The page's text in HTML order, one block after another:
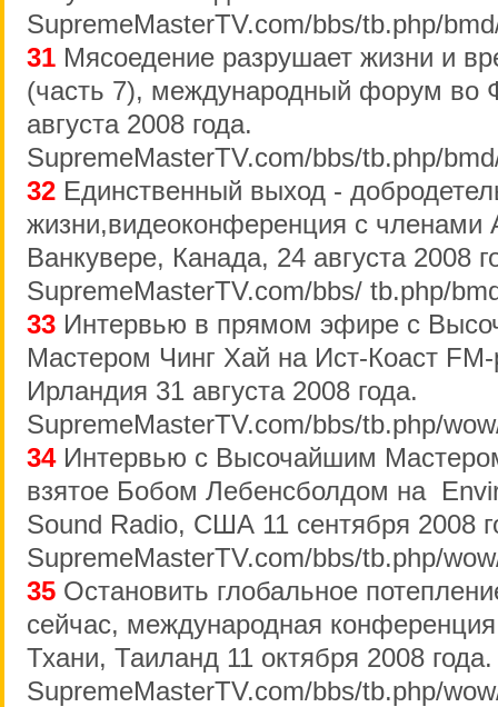
SupremeMasterTV.com/bbs/tb.php/
31 Мясоедение разрушает жизни и
(часть 7), международный форум во
августа 2008 года.
SupremeMasterTV.com/bbs/tb.php/
32 Единственный выход -
жизни,видеоконференция с членами
Ванкувере, Канада, 24 августа 2008
SupremeMasterTV.com/bbs/ tb.php/
33 Интервью в прямом эфире с
Мастером Чинг Хай на Ист-Коаст
Ирландия 31 августа 2008 года.
SupremeMasterTV.com/bbs/tb.php/
34Интервью с Высочайшим
взятое Бобом Лебенсболдом на
Sound Radio, США 11 сентября 2008
SupremeMasterTV.com/bbs/tb.php/
35 Остановить глобальное
сейчас, международная
Тхани, Таиланд 11 октября 2008
SupremeMasterTV.com/bbs/tb.php/